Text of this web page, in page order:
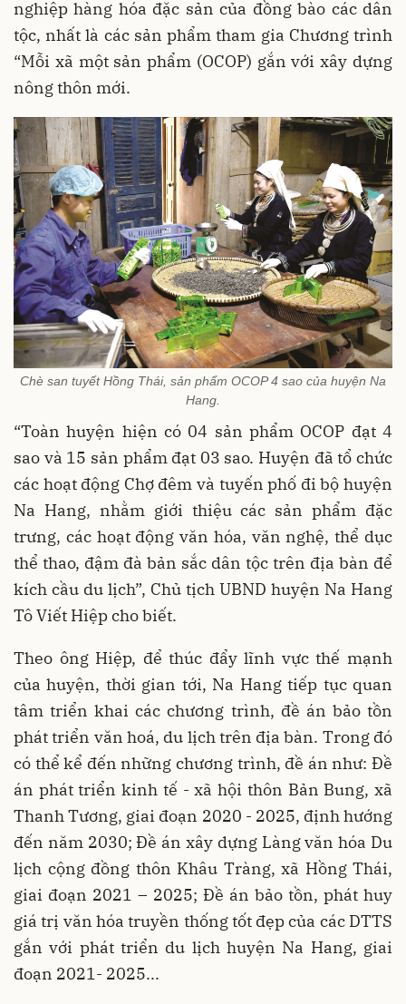
nghiệp hàng hóa đặc sản của đồng bào các dân
tộc, nhất là các sản phẩm tham gia Chương trình
“Mỗi xã một sản phẩm (OCOP) gắn với xây dựng
nông thôn mới.
Chè san tuyết Hồng Thái, sản phẩm OCOP 4 sao của huyện Na
Hang.
“Toàn huyện hiện có 04 sản phẩm OCOP đạt 4
sao và 15 sản phẩm đạt 03 sao. Huyện đã tổ chức
các hoạt động Chợ đêm và tuyến phố đi bộ huyện
Na Hang, nhằm giới thiệu các sản phẩm đặc
trưng, các hoạt động văn hóa, văn nghệ, thể dục
thể thao, đậm đà bản sắc dân tộc trên địa bàn để
kích cầu du lịch”, Chủ tịch UBND huyện Na Hang
Tô Viết Hiệp cho biết.
Theo ông Hiệp, để thúc đẩy lĩnh vực thế mạnh
của huyện, thời gian tới, Na Hang tiếp tục quan
tâm triển khai các chương trình, đề án bảo tồn
phát triển văn hoá, du lịch trên địa bàn. Trong đó
có thể kể đến những chương trình, đề án như: Đề
án phát triển kinh tế - xã hội thôn Bản Bung, xã
Thanh Tương, giai đoạn 2020 - 2025, định hướng
đến năm 2030; Đề án xây dựng Làng văn hóa Du
lịch cộng đồng thôn Khâu Tràng, xã Hồng Thái,
giai đoạn 2021 – 2025; Đề án bảo tồn, phát huy
giá trị văn hóa truyền thống tốt đẹp của các DTTS
gắn với phát triển du lịch huyện Na Hang, giai
đoạn 2021- 2025...